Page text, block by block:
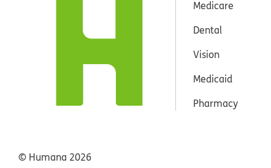
Medicare
Dental
Vision
Medicaid
Pharmacy
© Humana 2026